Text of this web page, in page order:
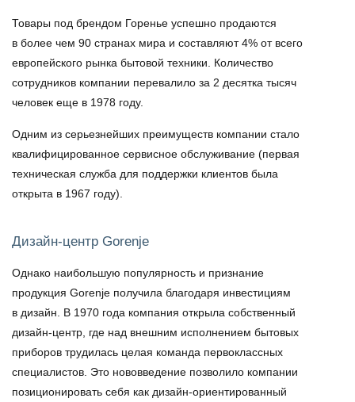
Товары под брендом Горенье успешно продаются
в более чем 90 странах мира и составляют 4% от всего
европейского рынка бытовой техники. Количество
сотрудников компании перевалило за 2 десятка тысяч
человек еще в 1978 году.
Одним из серьезнейших преимуществ компании стало
квалифицированное сервисное обслуживание (первая
техническая служба для поддержки клиентов была
открыта в 1967 году).
Дизайн-центр Gorenje
Однако наибольшую популярность и признание
продукция Gorenje получила благодаря инвестициям
в дизайн. В 1970 года компания открыла собственный
дизайн-центр, где над внешним исполнением бытовых
приборов трудилась целая команда первоклассных
специалистов. Это нововведение позволило компании
позиционировать себя как дизайн-ориентированный